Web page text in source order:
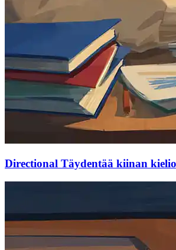
Directional Täydentää kiinan